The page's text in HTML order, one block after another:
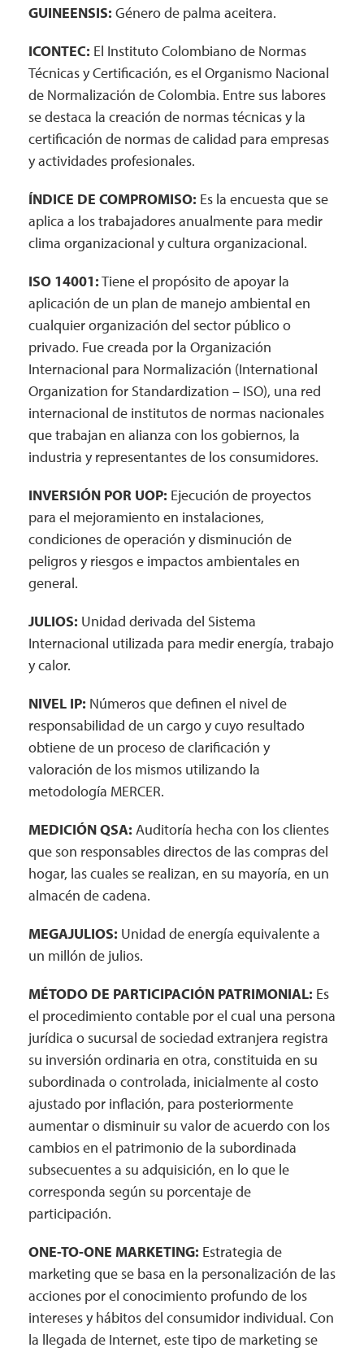
GUINEENSIS: Género de palma aceitera.
ICONTEC: El Instituto Colombiano de Normas
Técnicas y Certificación, es el Organismo Nacional
de Normalización de Colombia. Entre sus labores
se destaca la creación de normas técnicas y la
certificación de normas de calidad para empresas
y actividades profesionales.
ÍNDICE DE COMPROMISO: Es la encuesta que se
aplica a los trabajadores anualmente para medir
clima organizacional y cultura organizacional.
ISO 14001:Tiene el propósito de apoyar la
aplicación de un plan de manejo ambiental en
cualquier organización del sector público o
privado. Fue creada por la Organización
Internacional para Normalización (International
Organization for Standardization – ISO), una red
internacional de institutos de normas nacionales
que trabajan en alianza con los gobiernos, la
industria y representantes de los consumidores.
INVERSIÓN POR UOP: Ejecución de proyectos
para el mejoramiento en instalaciones,
condiciones de operación y disminución de
peligros y riesgos e impactos ambientales en
general.
JULIOS: Unidad derivada del Sistema
Internacional utilizada para medir energía, trabajo
y calor.
NIVEL IP: Números que definen el nivel de
responsabilidad de un cargo y cuyo resultado
obtiene de un proceso de clarificación y
valoración de los mismos utilizando la
metodología MERCER.
MEDICIÓN QSA: Auditoría hecha con los clientes
que son responsables directos de las compras del
hogar, las cuales se realizan, en su mayoría, en un
almacén de cadena.
MEGAJULIOS: Unidad de energía equivalente a
un millón de julios.
MÉTODO DE PARTICIPACIÓN PATRIMONIAL: Es
el procedimiento contable por el cual una persona
jurídica o sucursal de sociedad extranjera registra
su inversión ordinaria en otra, constituida en su
subordinada o controlada, inicialmente al costo
ajustado por inflación, para posteriormente
aumentar o disminuir su valor de acuerdo con los
cambios en el patrimonio de la subordinada
subsecuentes a su adquisición, en lo que le
corresponda según su porcentaje de
participación.
ONE-TO-ONE MARKETING: Estrategia de
marketing que se basa en la personalización de las
acciones por el conocimiento profundo de los
intereses y hábitos del consumidor individual. Con
la llegada de Internet, este tipo de marketing se